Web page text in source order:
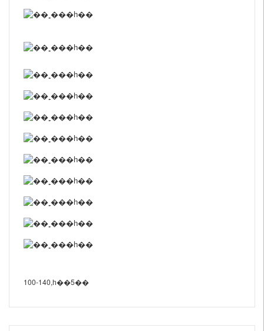
100-140,һ��5��